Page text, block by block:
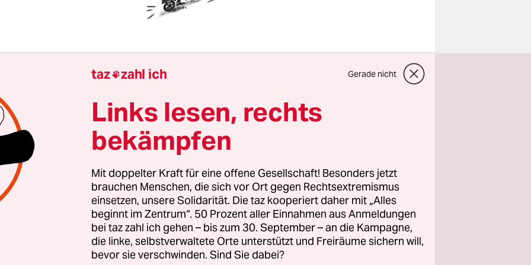
Die Klimakrise ist so sichtbar und fühlbar wie noch
Trotzdem dominieren Ignoranz und Ablehnung gegen
Österreich säuft ab, wählt aber die FPÖ, die das
als Hysterie abtut. In Brandenburg, Thüringen und
Bauern und Hausbesitzer über Dürren, Stark­regen
wählen aber die Grünen aus den Regierungsbeteiligungen
als Einzige das Thema vorangetrieben haben.
der Wind zum Sturm entwickelt und gleichzeitig gedreht
Fridays for Future“. Noch vor ein paar Jahren beschwerten
man habe ja „nichts erreicht“. Heute wäre die
taz zahl ich Gerade nicht
Links lesen, rechts
bekämpfen
Mit doppelter Kraft für eine offene Gesellschaft! Besonders jetzt
brauchen Menschen, die sich vor Ort gegen Rechtsextremismus
einsetzen, unsere Solidarität. Die taz kooperiert daher mit „Alles
beginnt im Zentrum“. 50 Prozent aller Einnahmen aus Anmeldungen
bei taz zahl ich gehen – bis zum 30. September – an die Kampagne,
die linke, selbstverwaltete Orte unterstützt und Freiräume sichern will,
bevor sie verschwinden. Sind Sie dabei?